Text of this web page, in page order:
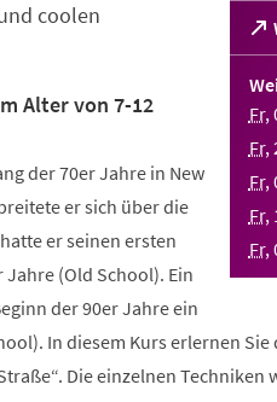
in
Fr,
Fr,
Fr,
Fr,
Fr,
coolen
Alter von 7-12
der 70er Jahre in New
er sich über die
er seinen ersten
(Old School). Ein
der 90er Jahre ein
In diesem Kurs erlernen
Die einzelnen Techniken